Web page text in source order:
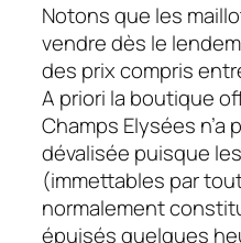
Notons que les
vendre dès le
des prix compris
A priori la boutique
Champs Elysées n’a
dévalisée puisque
(immettables par
normalement
épuisés quelques